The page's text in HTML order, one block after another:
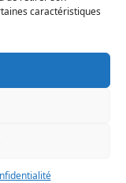
caractéristiques